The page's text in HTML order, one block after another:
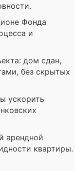
Фонда
и
дом сдан,
без скрытых
ускорить
арендной
квартиры.